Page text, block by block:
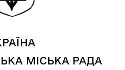
МІСЬКА РАДА